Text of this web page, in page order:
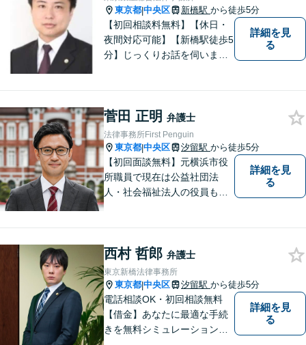
東京都|中央区 新橋駅 から徒歩5分
【初回相談料無料】【休日・
夜間対応可能】【新橋駅徒歩5
分】じっくりお話を伺いま
詳細を見
る
菅田 正明 弁護士
法律事務所First Penguin
東京都|中央区 汐留駅 から徒歩5分
【初回面談無料】元横浜市役
所職員で現在は公益社団法
人・社会福祉法人の役員も務
【東銀座駅徒歩６分】【ビデ
オ面談可】
詳細を見
る
西村 哲郎 弁護士
東京新橋法律事務所
東京都|中央区 汐留駅 から徒歩5分
電話相談OK・初回相談無料
【借金】あなたに最適な手続
きを無料シミュレーション
詳細を見
る